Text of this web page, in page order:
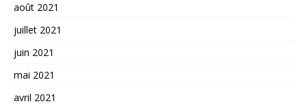
août 2021
juillet 2021
juin 2021
mai 2021
avril 2021